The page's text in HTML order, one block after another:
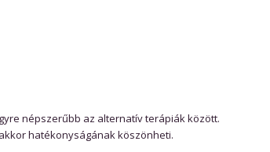
népszerűbb az alternatív terápiák között.
hatékonyságának köszönheti.